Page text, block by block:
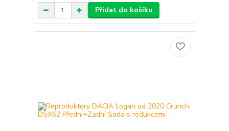
Přidat do košíku